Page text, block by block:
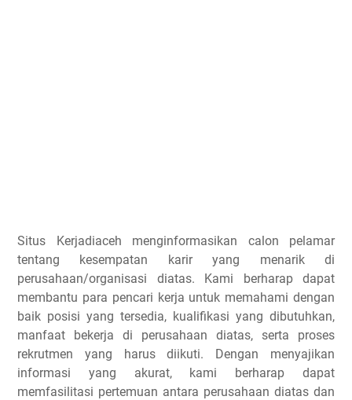
Situs Kerjadiaceh menginformasikan calon pelamar
tentang kesempatan karir yang menarik di
perusahaan/organisasi diatas. Kami berharap dapat
membantu para pencari kerja untuk memahami dengan
baik posisi yang tersedia, kualifikasi yang dibutuhkan,
manfaat bekerja di perusahaan diatas, serta proses
rekrutmen yang harus diikuti. Dengan menyajikan
informasi yang akurat, kami berharap dapat
memfasilitasi pertemuan antara perusahaan diatas dan